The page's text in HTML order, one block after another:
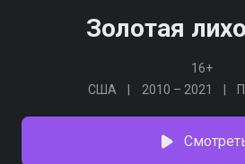
Золотая
16+
США
2010 – 2021